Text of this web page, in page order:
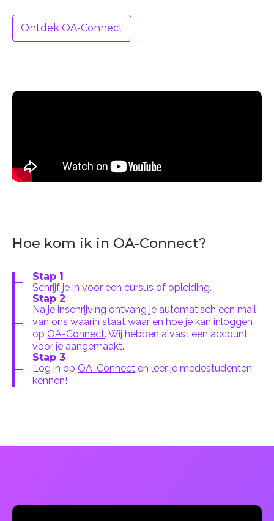
Ontdek OA-Connect
Hoe kom ik in OA-Connect?
Stap 1
Schrijf je in voor een cursus of opleiding.
Stap 2
Na je inschrijving ontvang je automatisch een mail
van ons waarin staat waar en hoe je kan inloggen
op OA-Connect. Wij hebben alvast een account
voor je aangemaakt.
Stap 3
Log in op OA-Connect en leer je medestudenten
kennen!